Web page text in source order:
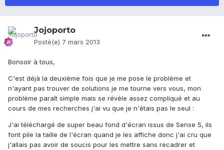
Jojoporto
Posté(e) 7 mars 2013
Bonsoir à tous,
C'est déjà la deuxième fois que je me pose le problème et
n'ayant pas trouver de solutions je me tourne vers vous, mon
problème paraît simple mais se révèle assez compliqué et au
cours de mes recherches j'ai vu que je n'étais pas le seul :
J'ai téléchargé de super beau fond d'écran issus de Sense 5, ils
font pile la taille de l'écran quand je les affiche donc j'ai cru que
j'allais pas avoir de soucis pour les mettre sans recadrer et